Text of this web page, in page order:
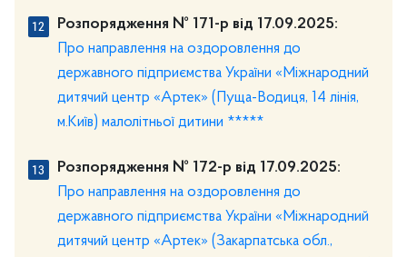
Розпорядження № 171-р від 17.09.2025:
Про направлення на оздоровлення до
державного підприємства України «Міжнародний
дитячий центр «Артек» (Пуща-Водиця, 14 лінія,
м.Київ) малолітньої дитини *****
Розпорядження № 172-р від 17.09.2025:
Про направлення на оздоровлення до
державного підприємства України «Міжнародний
дитячий центр «Артек» (Закарпатська обл.,